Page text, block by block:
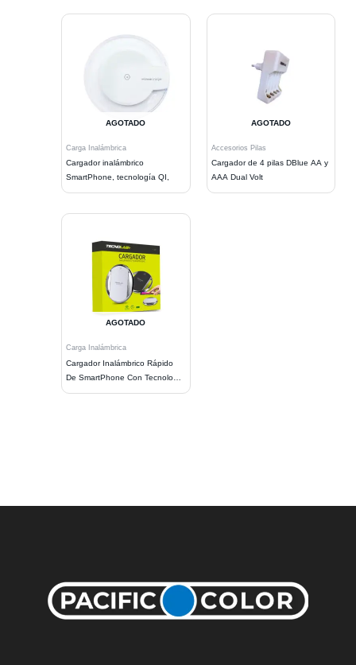
AGOTADO
Carga Inalámbrica
Cargador inalámbrico
SmartPhone, tecnología QI,
AGOTADO
Accesorios Pilas
Cargador de 4 pilas DBlue AA y
AAA Dual Volt
AGOTADO
Carga Inalámbrica
Cargador Inalámbrico Rápido
De SmartPhone Con Tecnología
Qi